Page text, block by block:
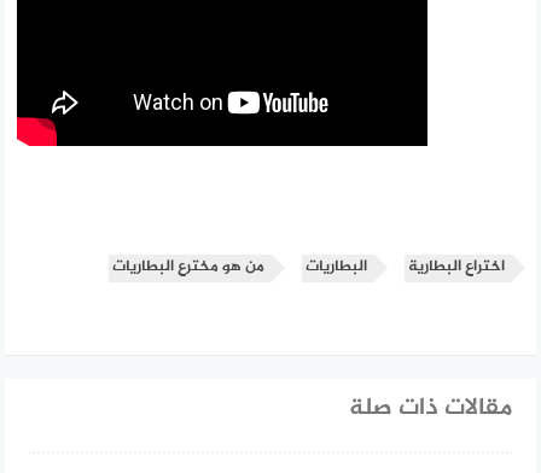
اختراع البطارية البطاريات من هو مخترع البطاريات
مقالات ذات صلة